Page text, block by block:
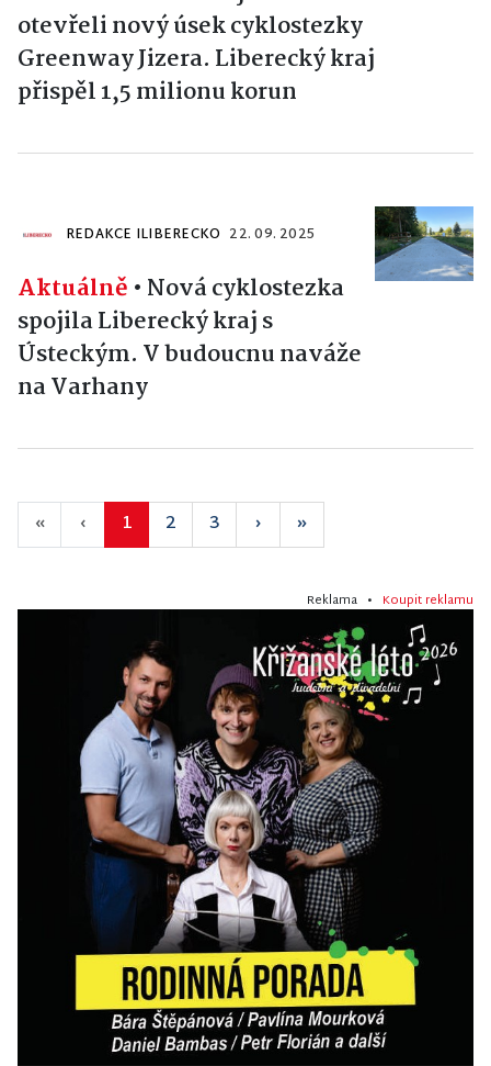
otevřeli nový úsek cyklostezky
Greenway Jizera. Liberecký kraj
přispěl 1,5 milionu korun
REDAKCE ILIBERECKO 22. 09. 2025
Aktuálně • Nová cyklostezka
spojila Liberecký kraj s
Ústeckým. V budoucnu naváže
na Varhany
« ‹ 1 2 3 › »
Reklama • Koupit reklamu